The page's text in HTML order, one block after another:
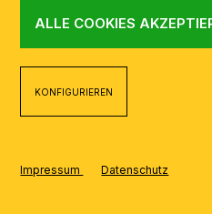
ALLE COOKIES
KONFIGURIEREN
Impressum Datenschutz